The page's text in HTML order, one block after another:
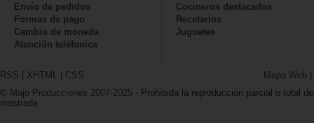
Envío de pedidos
Formas de pago
Cambio de moneda
Atención teléfonica
Cocineros destacados
Recetarios
Juguetes
RSS | XHTML | CSS Mapa Web |
© Majo Producciones 2007-2025 - Prohibida la reproducción parcial o total
mostrada